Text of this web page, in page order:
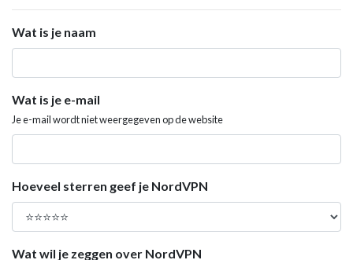
Wat is je naam
Wat is je e-mail
Je e-mail wordt niet weergegeven op de website
Hoeveel sterren geef je NordVPN
Wat wil je zeggen over NordVPN